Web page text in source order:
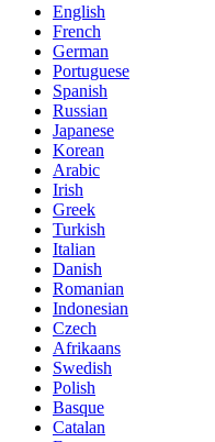
English
French
German
Portuguese
Spanish
Russian
Japanese
Korean
Arabic
Irish
Greek
Turkish
Italian
Danish
Romanian
Indonesian
Czech
Afrikaans
Swedish
Polish
Basque
Catalan